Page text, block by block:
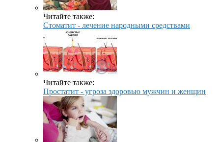
Читайте также:
Стоматит - лечение народными средствами
Читайте также:
Простатит - угроза здоровью мужчин и женщин